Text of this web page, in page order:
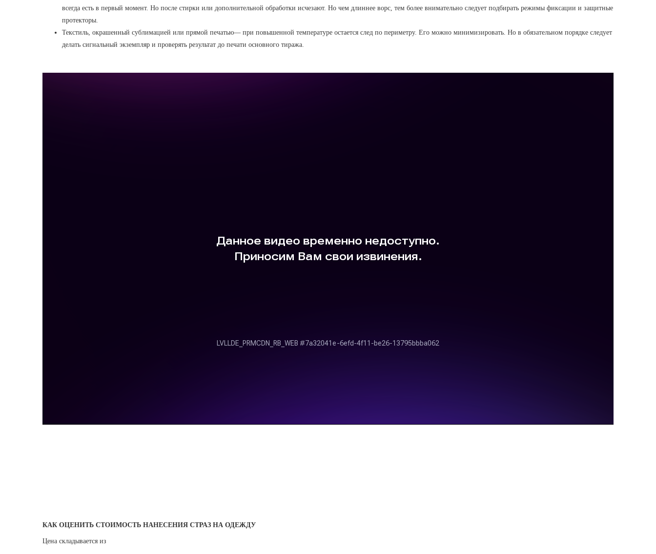
всегда есть в первый момент. Но после стирки или дополнительной обработки исчезают. Но чем длиннее ворс, тем более внимательно следует подбирать режимы фиксации и защитные
протекторы.
Текстиль, окрашенный сублимацией или прямой печатью— при повышенной температуре остается след по периметру. Его можно минимизировать. Но в обязательном порядке следует
делать сигнальный экземпляр и проверять результат до печати основного тиража.
КАК ОЦЕНИТЬ СТОИМОСТЬ НАНЕСЕНИЯ СТРАЗ НА ОДЕЖДУ
Цена складывается из